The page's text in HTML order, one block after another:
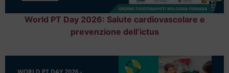
World PT Day 2026: Salute cardiovascolare e
prevenzione dell’ictus